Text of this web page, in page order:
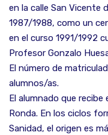
en la calle San Vicente
1987/1988, como un
en el curso 1991/1992
Profesor Gonzalo
El número de
alumnos/as.
El alumnado que
Ronda. En los ciclos
Sanidad, el origen es